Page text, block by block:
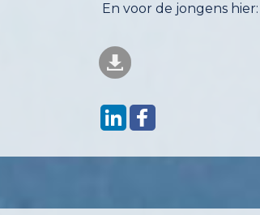
En voor de jongens hier: